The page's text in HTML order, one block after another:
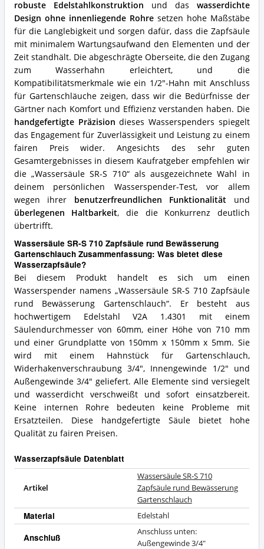
robuste Edelstahlkonstruktion und das wasserdichte
Design ohne innenliegende Rohresetzen hohe Maßstäbe
für die Langlebigkeit und sorgen dafür, dass die Zapfsäule
mit minimalem Wartungsaufwand den Elementen und der
Zeit standhält. Die abgeschrägte Oberseite, die den Zugang
zum Wasserhahn erleichtert, und die
Kompatibilitätsmerkmale wie ein 1/2"-Hahn mit Anschluss
für Gartenschläuche zeigen, dass wir die Bedürfnisse der
Gärtner nach Komfort und Effizienz verstanden haben. Die
handgefertigte Präzision dieses Wasserspenders spiegelt
das Engagement für Zuverlässigkeit und Leistung zu einem
fairen Preis wider. Angesichts des sehr guten
Gesamtergebnisses in diesem Kaufratgeber empfehlen wir
die „Wassersäule SR-S 710“ als ausgezeichnete Wahl in
deinem persönlichen Wasserspender-Test, vor allem
wegen ihrer benutzerfreundlichen Funktionalität und
überlegenen Haltbarkeit, die die Konkurrenz deutlich
übertrifft.
Wassersäule SR-S 710 Zapfsäule rund Bewässerung
Gartenschlauch Zusammenfassung: Was bietet diese
Wasserzapfsäule?
Bei diesem Produkt handelt es sich um einen
Wasserspender namens „Wassersäule SR-S 710 Zapfsäule
rund Bewässerung Gartenschlauch“. Er besteht aus
hochwertigem Edelstahl V2A 1.4301 mit einem
Säulendurchmesser von 60mm, einer Höhe von 710 mm
und einer Grundplatte von 150mm x 150mm x 5mm. Sie
wird mit einem Hahnstück für Gartenschlauch,
Widerhakenverschraubung 3/4", Innengewinde 1/2" und
Außengewinde 3/4" geliefert. Alle Elemente sind versiegelt
und wasserdicht verschweißt und sofort einsatzbereit.
Keine internen Rohre bedeuten keine Probleme mit
Ersatzteilen. Diese handgefertigte Säule bietet hohe
Qualität zu fairen Preisen.
Wasserzapfsäule Datenblatt
Artikel
Wassersäule SR-S 710
Zapfsäule rund Bewässerung
Gartenschlauch
Material Edelstahl
Anschluß
Anschluss unten:
Außengewinde 3/4"
Wasserzapfsäule?